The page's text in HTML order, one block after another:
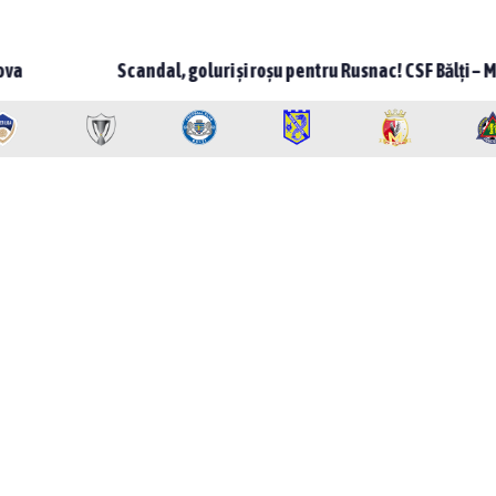
goluri și roșu pentru Rusnac! CSF Bălți – Milsami 2-1, meci